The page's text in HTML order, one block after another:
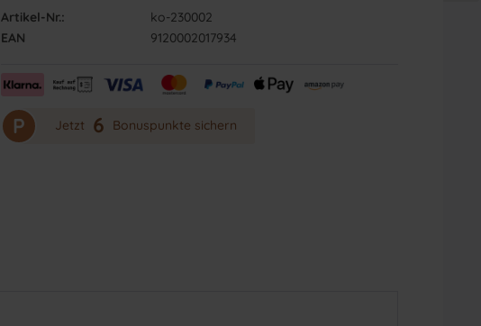
Artikel-Nr.:
ko-230002
EAN
9120002017934
P Jetzt 6 Bonuspunkte sichern